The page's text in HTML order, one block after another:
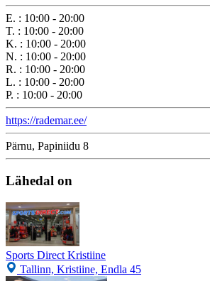
E. : 10:00 - 20:00
T. : 10:00 - 20:00
K. : 10:00 - 20:00
N. : 10:00 - 20:00
R. : 10:00 - 20:00
L. : 10:00 - 20:00
P. : 10:00 - 20:00
https://rademar.ee/
Pärnu, Papiniidu 8
Lähedal on
Sports Direct Kristiine
Tallinn, Kristiine, Endla 45